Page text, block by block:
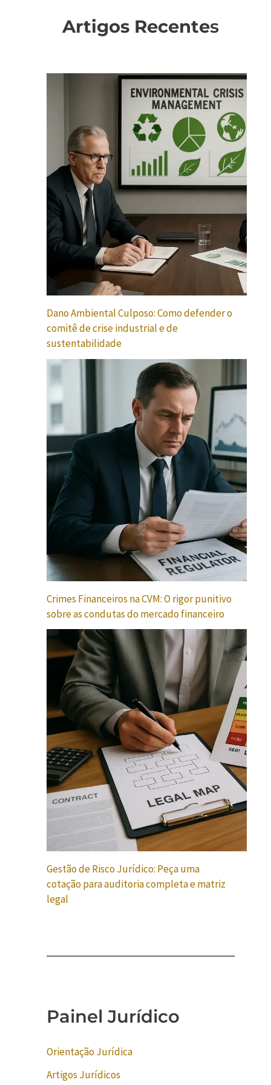
Artigos Recentes
Dano Ambiental Culposo: Como defender o
comitê de crise industrial e de
sustentabilidade
Crimes Financeiros na CVM: O rigor punitivo
sobre as condutas do mercado financeiro
Gestão de Risco Jurídico: Peça uma
cotação para auditoria completa e matriz
legal
Painel Jurídico
Orientação Jurídica
Artigos Jurídicos